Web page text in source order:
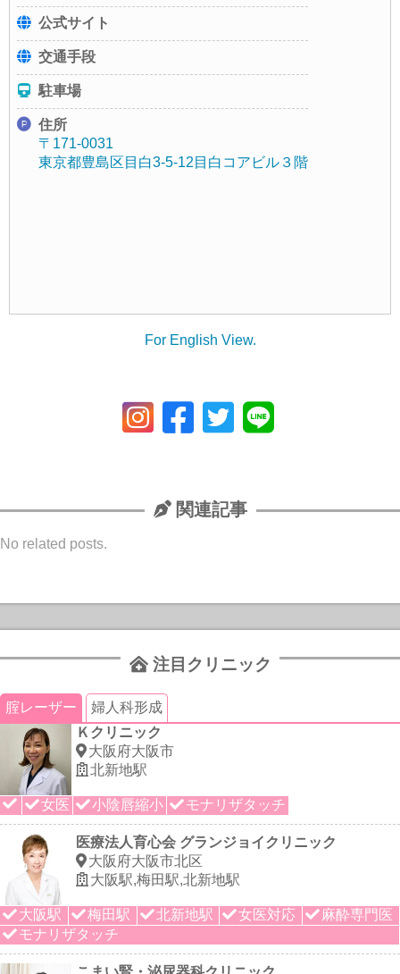
公式サイト
交通手段
駐車場
住所
〒171-0031
東京都豊島区目白3-5-12目白コアビル３階
For English View.
関連記事
No related posts.
注目クリニック
腟レーザー
婦人科形成
Ｋクリニック
大阪府大阪市
北新地駅
女医 小陰唇縮小 モナリザタッチ
医療法人育心会 グランジョイクリニック
大阪府大阪市北区
大阪駅,梅田駅,北新地駅
大阪駅 梅田駅 北新地駅 女医対応
麻酔専門医
モナリザタッチ